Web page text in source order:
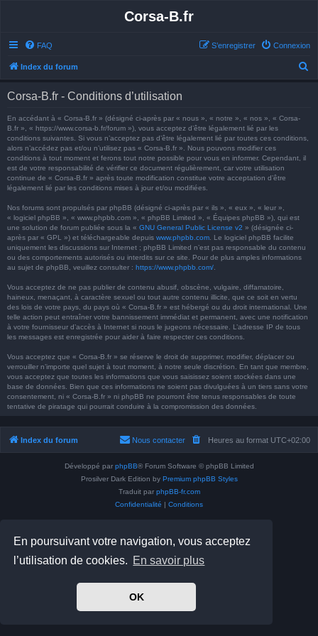
En poursuivant votre navigation, vous acceptez
l’utilisation de cookies. En savoir plus
OK
Corsa-B.fr
FAQ Connexion
S’enregistrer
Index du forum
Corsa-B.fr - Conditions d’utilisation
En accédant à « Corsa-B.fr » (désigné ci-après par « nous », « notre », « nos », « Corsa-
B.fr », « https://www.corsa-b.fr/forum »), vous acceptez d’être légalement lié par les
conditions suivantes. Si vous n’acceptez pas d’être légalement lié par toutes ces conditions,
alors n’accédez pas et/ou n’utilisez pas « Corsa-B.fr ». Nous pouvons modifier ces
conditions à tout moment et ferons tout notre possible pour vous en informer. Cependant, il
est de votre responsabilité de vérifier ce document régulièrement, car votre utilisation
continue de « Corsa-B.fr » après toute modification constitue votre acceptation d’être
légalement lié par les conditions mises à jour et/ou modifiées.
Nos forums sont propulsés par phpBB (désigné ci-après par « ils », « eux », « leur »,
« logiciel phpBB », « www.phpbb.com », « phpBB Limited », « Équipes phpBB »), qui est
une solution de forum publiée sous la « GNU General Public License v2 » (désignée ci-
après par « GPL ») et téléchargeable depuis www.phpbb.com . Le logiciel phpBB facilite
uniquement les discussions sur Internet ; phpBB Limited n’est pas responsable du contenu
ou des comportements autorisés ou interdits sur ce site. Pour de plus amples informations
au sujet de phpBB, veuillez consulter : https://www.phpbb.com/
Vous acceptez de ne pas publier de contenu abusif, obscène, vulgaire, diffamatoire,
haineux, menaçant, à caractère sexuel ou tout autre contenu illicite, que ce soit en vertu
des lois de votre pays, du pays où « Corsa-B.fr » est hébergé ou du droit international. Une
telle action peut entraîner votre bannissement immédiat et permanent, avec une notification
à votre fournisseur d’accès à Internet si nous le jugeons nécessaire. L’adresse IP de tous
les messages est enregistrée pour aider à faire respecter ces conditions.
Vous acceptez que « Corsa-B.fr » se réserve le droit de supprimer, modifier, déplacer ou
verrouiller n’importe quel sujet à tout moment, à notre seule discrétion. En tant que membre,
vous acceptez que toutes les informations que vous saisissez soient stockées dans une
base de données. Bien que ces informations ne soient pas divulguées à un tiers sans votre
consentement, ni « Corsa-B.fr » ni phpBB ne pourront être tenus responsables de toute
tentative de piratage qui pourrait conduire à la compromission des données.
Index du forum Heures au format UTC+02:00
Nous contacter
Développé par phpBB® Forum Software © phpBB Limited
Prosilver Dark Edition by Premium phpBB Styles
Traduit par phpBB-fr.com
Confidentialité | Conditions